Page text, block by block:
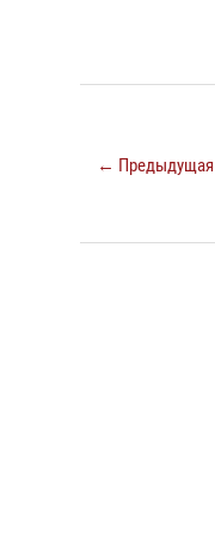
← Предыдущая